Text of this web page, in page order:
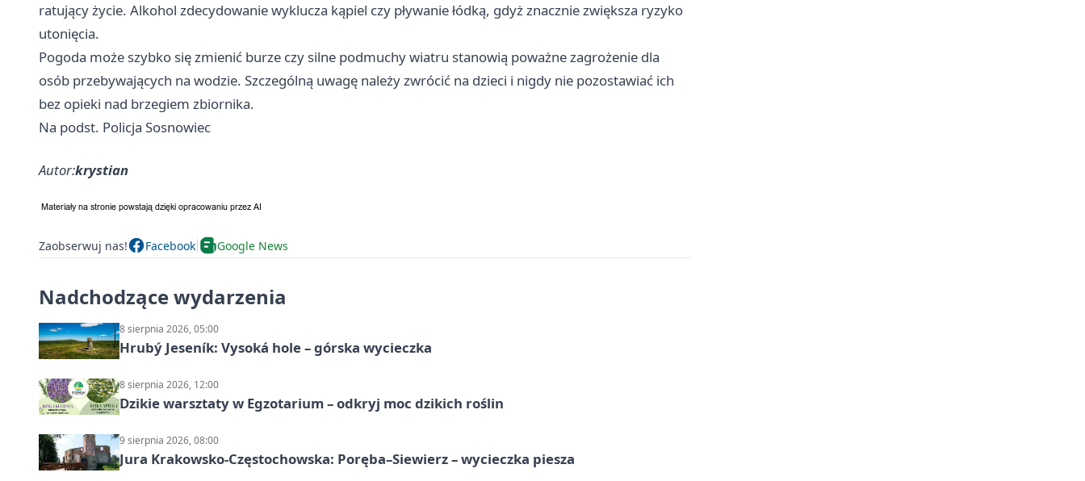
ratujący życie. Alkohol zdecydowanie wyklucza kąpiel czy pływanie łódką, gdyż znacznie zwiększa ryzyko
utonięcia.
Pogoda może szybko się zmienić burze czy silne podmuchy wiatru stanowią poważne zagrożenie dla
osób przebywających na wodzie. Szczególną uwagę należy zwrócić na dzieci i nigdy nie pozostawiać ich
bez opieki nad brzegiem zbiornika.
Na podst. Policja Sosnowiec
Autor:krystian
Zaobserwuj nas! Facebook Google News
Nadchodzące wydarzenia
8 sierpnia 2026, 05:00
Hrubý Jeseník: Vysoká hole – górska wycieczka
8 sierpnia 2026, 12:00
Dzikie warsztaty w Egzotarium – odkryj moc dzikich roślin
9 sierpnia 2026, 08:00
Jura Krakowsko-Częstochowska: Poręba–Siewierz – wycieczka piesza